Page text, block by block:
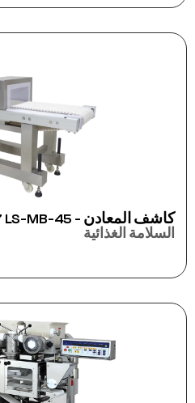
كاشف المعادن - MD4517 LS-MB-45
السلامة الغذائية